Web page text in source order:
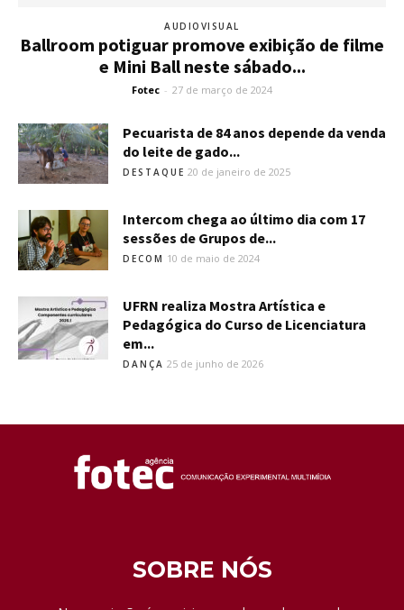
AUDIOVISUAL
Ballroom potiguar promove exibição de filme
e Mini Ball neste sábado...
Fotec - 27 de março de 2024
Pecuarista de 84 anos depende da venda
do leite de gado...
DESTAQUE 20 de janeiro de 2025
Intercom chega ao último dia com 17
sessões de Grupos de...
DECOM 10 de maio de 2024
UFRN realiza Mostra Artística e
Pedagógica do Curso de Licenciatura
em...
DANÇA 25 de junho de 2026
SOBRE NÓS